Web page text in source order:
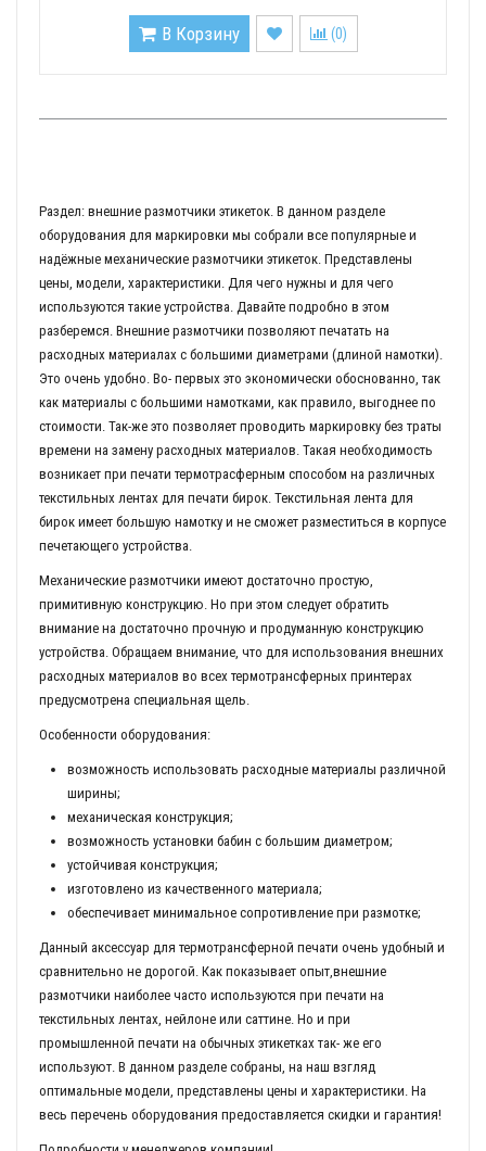
В Корзину (0)
Раздел: внешние размотчики этикеток. В данном разделе
оборудования для маркировки мы собрали все популярные и
надёжные механические размотчики этикеток. Представлены
цены, модели, характеристики. Для чего нужны и для чего
используются такие устройства. Давайте подробно в этом
разберемся. Внешние размотчики позволяют печатать на
расходных материалах с большими диаметрами (длиной намотки).
Это очень удобно. Во- первых это экономически обоснованно, так
как материалы с большими намотками, как правило, выгоднее по
стоимости. Так-же это позволяет проводить маркировку без траты
времени на замену расходных материалов. Такая необходимость
возникает при печати термотрасферным способом на различных
текстильных лентах для печати бирок. Текстильная лента для
бирок имеет большую намотку и не сможет разместиться в корпусе
печетающего устройства.
Механические размотчики имеют достаточно простую,
примитивную конструкцию. Но при этом следует обратить
внимание на достаточно прочную и продуманную конструкцию
устройства. Обращаем внимание, что для использования внешних
расходных материалов во всех термотрансферных принтерах
предусмотрена специальная щель.
Особенности оборудования:
возможность использовать расходные материалы различной
ширины;
механическая конструкция;
возможность установки бабин с большим диаметром;
устойчивая конструкция;
изготовлено из качественного материала;
обеспечивает минимальное сопротивление при размотке;
Данный аксессуар для термотрансферной печати очень удобный и
сравнительно не дорогой. Как показывает опыт,внешние
размотчики наиболее часто используются при печати на
текстильных лентах, нейлоне или саттине. Но и при
промышленной печати на обычных этикетках так- же его
используют. В данном разделе собраны, на наш взгляд
оптимальные модели, представлены цены и характеристики. На
весь перечень оборудования предоставляется скидки и гарантия!